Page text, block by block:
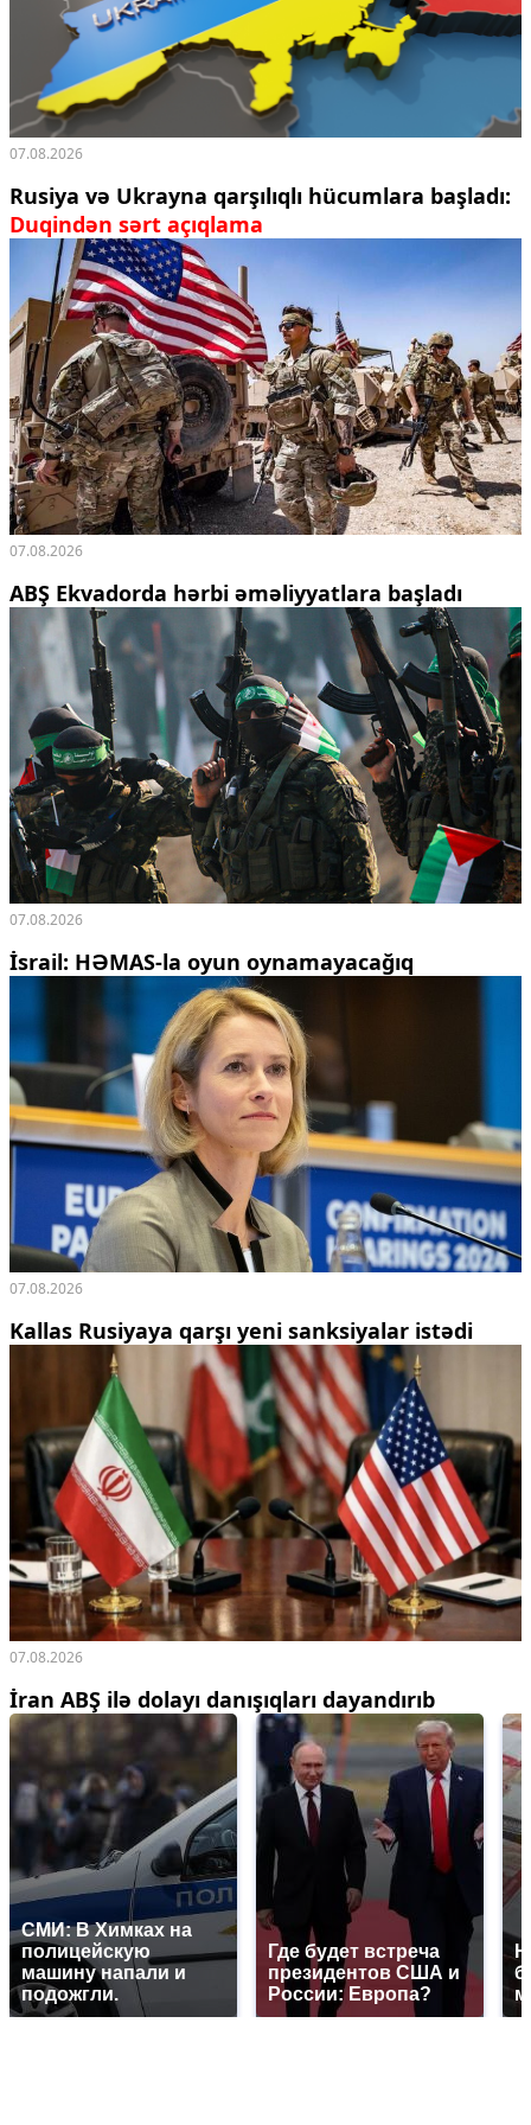
07.08.2026
Rusiya və Ukrayna qarşılıqlı hücumlara başladı:
Duqindən sərt açıqlama
07.08.2026
ABŞ Ekvadorda hərbi əməliyyatlara başladı
07.08.2026
İsrail: HƏMAS-la oyun oynamayacağıq
07.08.2026
Kallas Rusiyaya qarşı yeni sanksiyalar istədi
07.08.2026
İran ABŞ ilə dolayı danışıqları dayandırıb
СМИ: В Химках на
полицейскую
машину напали и
подожгли.
Где будет встреча
президентов США и
России: Европа?